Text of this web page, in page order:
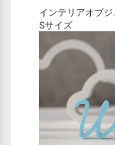
インテリアオブ
Sサイズ